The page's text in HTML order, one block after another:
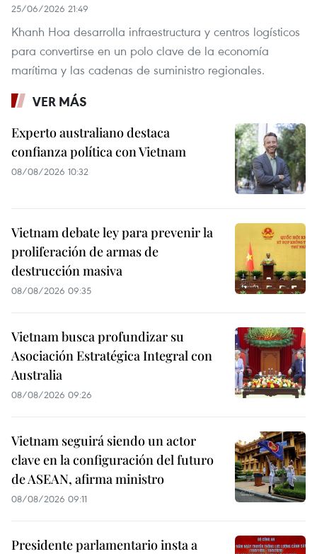
25/06/2026 21:49
Khanh Hoa desarrolla infraestructura y centros logísticos
para convertirse en un polo clave de la economía
marítima y las cadenas de suministro regionales.
VER MÁS
Experto australiano destaca
confianza política con Vietnam
08/08/2026 10:32
Vietnam debate ley para prevenir la
proliferación de armas de
destrucción masiva
08/08/2026 09:35
Vietnam busca profundizar su
Asociación Estratégica Integral con
Australia
08/08/2026 09:26
Vietnam seguirá siendo un actor
clave en la configuración del futuro
de ASEAN, afirma ministro
08/08/2026 09:11
Presidente parlamentario insta a